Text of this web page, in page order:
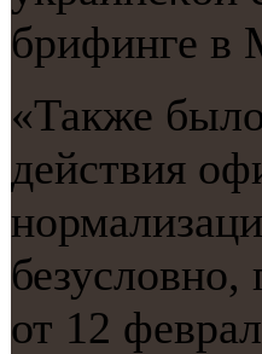
брифинге в
«Также
действия
от 12